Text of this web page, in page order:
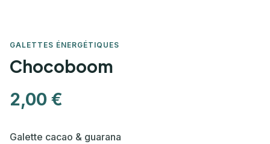
GALETTES ÉNERGÉTIQUES
Chocoboom
2,00 €
Galette cacao & guarana